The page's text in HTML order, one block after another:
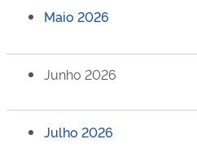
Maio 2026
Junho 2026
Julho 2026